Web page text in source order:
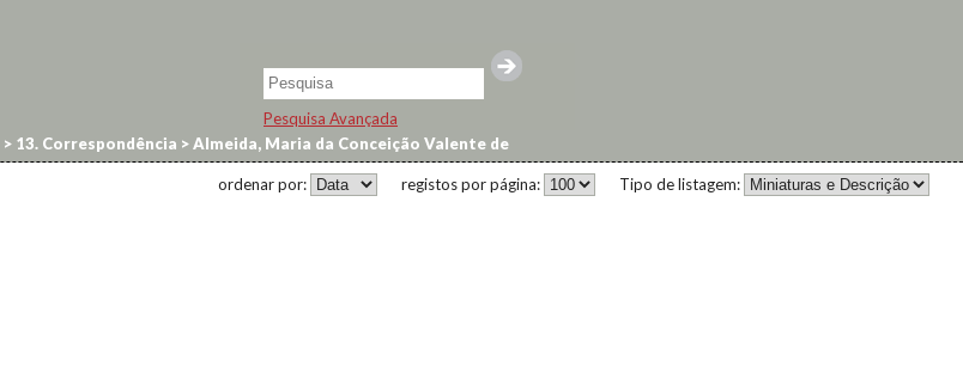
Pesquisa Avançada
> 13. Correspondência >Almeida, Maria da Conceição Valente de
Tipo de listagem:
registos por página:
ordenar por: